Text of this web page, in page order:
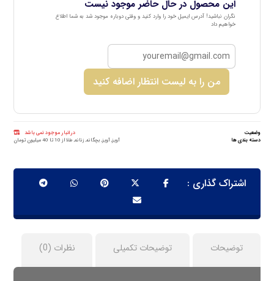
این محصول در حال حاضر موجود نیست
نگران نباشید! آدرس ایمیل خود را وارد کنید و وقتی دوباره موجود شد به شما اطلاع
خواهیم داد
من را به لیست انتظار اضافه کنید
وضعیت
در انبار موجود نمی باشد
دسته بندی ها
آویز,آویز, بچگانه,زنانه, طلا از 10 تا 40 میلیون تومان
توضیحات توضیحات تکمیلی نظرات (0)